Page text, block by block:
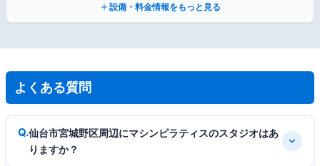
設備・料金情報をもっと見る
よくある質問
仙台市宮城野区周辺にマシンピラティスのスタジオはあ
りますか？